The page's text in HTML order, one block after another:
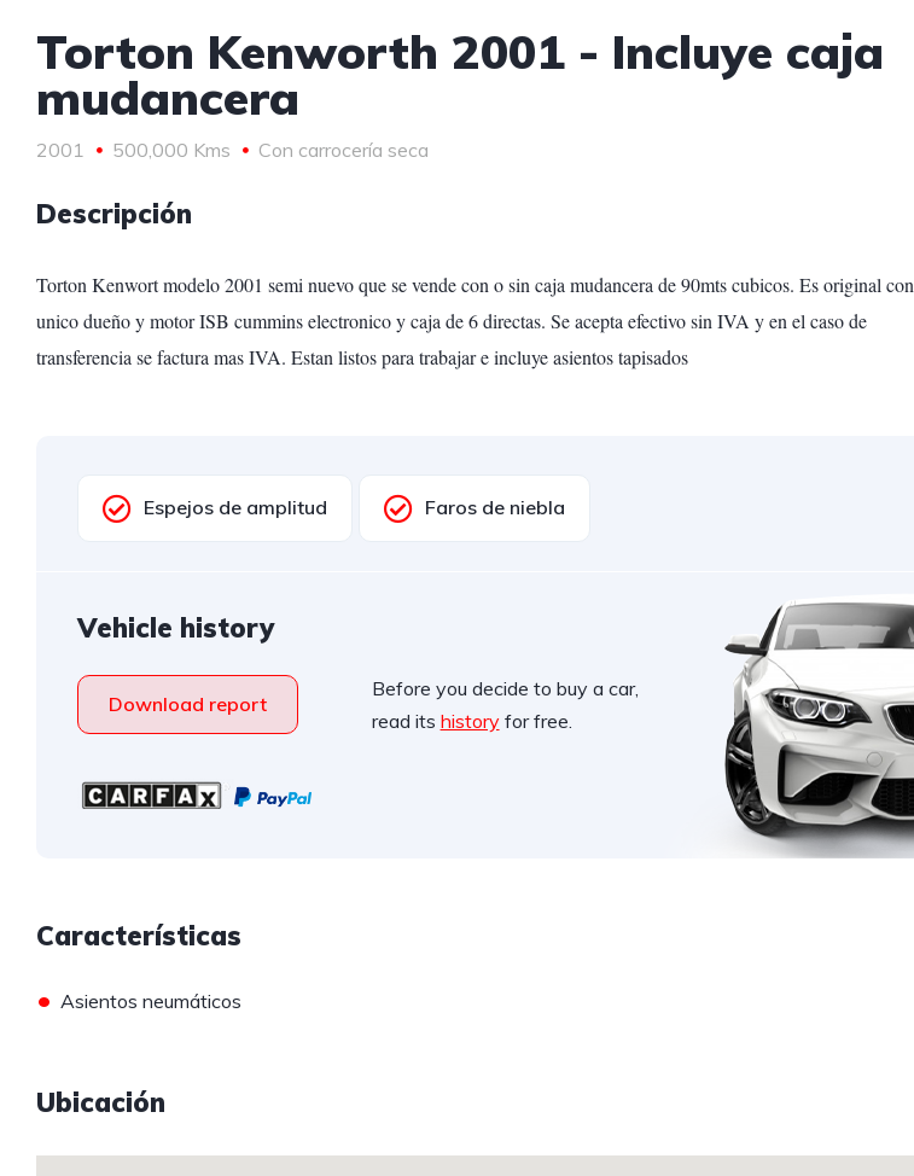
Torton Kenworth 2001 - Incluye caja
mudancera
2001 500,000 Kms Con carrocería seca
Descripción
Torton Kenwort modelo 2001 semi nuevo que se vende con o sin caja mudancera de 90mts cubicos. Es original con
unico dueño y motor ISB cummins electronico y caja de 6 directas. Se acepta efectivo sin IVA y en el caso de
transferencia se factura mas IVA. Estan listos para trabajar e incluye asientos tapisados
Espejos de amplitud Faros de niebla
Vehicle history
Download report
Before you decide to buy a car,
read its historyfor free.
Características
• Asientos neumáticos
Ubicación